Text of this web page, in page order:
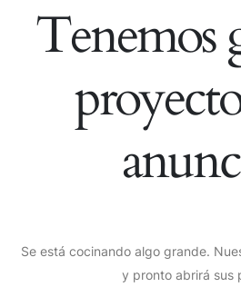
Tenemos
Se está cocinando algo grande.
y pronto abrirá sus